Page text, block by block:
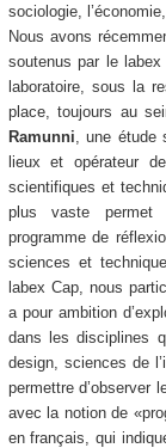
sociologie,
Nous avons
soutenus par le
laboratoire, sous la
place, toujours au
Ramunni , une
lieux et opérateur
scientifiques et
plus vaste permet
programme de
sciences et
labex Cap, nous
a pour ambition
dans les disciplines
design, sciences de
permettre d’observer
avec la notion de
en français, qui